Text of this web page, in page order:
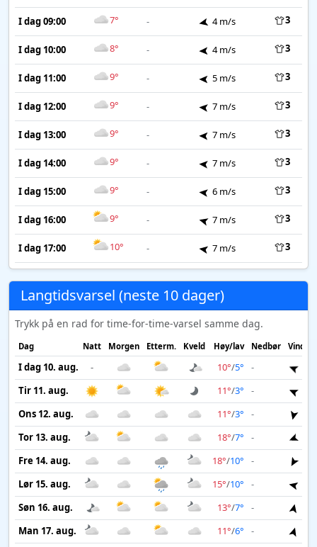
I dag 09:00 7° - 4 m/s 3
I dag 10:00 8° - 4 m/s 3
I dag 11:00 9° - 5 m/s 3
I dag 12:00 9° - 7 m/s 3
I dag 13:00 9° - 7 m/s 3
I dag 14:00 9° - 7 m/s 3
I dag 15:00 9° - 6 m/s 3
I dag 16:00 9° - 7 m/s 3
I dag 17:00 10° - 7 m/s 3
Langtidsvarsel (neste 10 dager)
Trykk på en rad for time-for-time-varsel samme dag.
Dag Natt Morgen Etterm. Kveld Høy/lav Nedbør Vind
I dag 10. aug. - 10°/5° -
Tir 11. aug.
11°/3° -
Ons 12. aug.
11°/3° -
Tor 13. aug.
18°/7° -
Fre 14. aug.
18°/10° -
Lør 15. aug.
15°/10° -
Søn 16. aug.
13°/7° -
Man 17. aug.
11°/6° -